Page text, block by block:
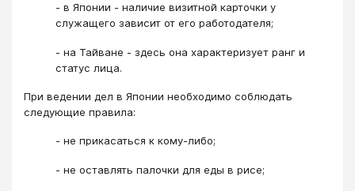
- в Японии - наличие визитной карточки у
служащего зависит от его работодателя;
- на Тайване - здесь она характеризует ранг и
статус лица.
При ведении дел в Японии необходимо соблюдать
следующие правила:
- не прикасаться к кому-либо;
- не оставлять палочки для еды в рисе;